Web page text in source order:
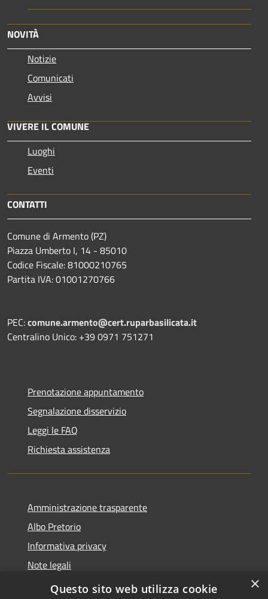
NOVITÀ
Notizie
Comunicati
Avvisi
VIVERE IL COMUNE
Luoghi
Eventi
CONTATTI
Comune di Armento (PZ)
Piazza Umberto I, 14 - 85010
Codice Fiscale: 81000210765
Partita IVA: 01001270766
PEC:comune.armento@cert.ruparbasilicata.it
Centralino Unico: +39 0971 751271
Prenotazione appuntamento
Segnalazione disservizio
Leggi le FAQ
Richiesta assistenza
Amministrazione trasparente
Albo Pretorio
Informativa privacy
Note legali
Dichiarazione di accessibilità
×
Questo sito web utilizza cookie